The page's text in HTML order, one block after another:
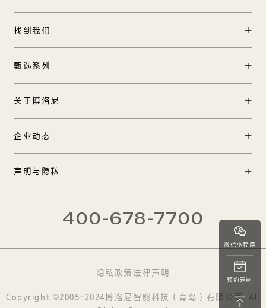
微信小程序
预约定制
找到我们
中国区加盟
工程合作
在线客服
甄选系列
产品中心
实景案例
TOP 12方案
关于博洛尼
品牌历程
品牌发布
企业动态
品牌影像
声明与隐私
400-678-7700
隐私政策 法律声明
Copyright ©2005-2024博洛尼智能科技（青岛）有限公司. All